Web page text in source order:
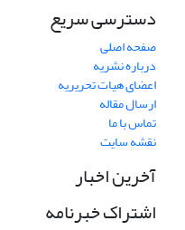
دسترسی سریع
صفحه اصلی
درباره نشریه
اعضای هیات تحریریه
ارسال مقاله
تماس با ما
نقشه سایت
آخرین اخبار
اشتراک خبرنامه